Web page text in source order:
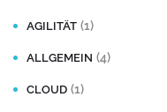
AGILITÄT (1)
ALLGEMEIN (4)
CLOUD (1)